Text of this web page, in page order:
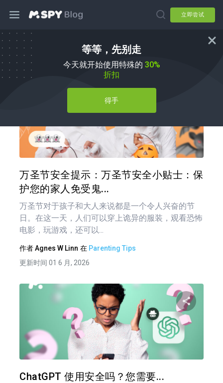
立即尝试
等等，先别走
今天就开始使用特殊的 30%
折扣
得手
育儿技巧
万圣节安全提示：万圣节安全小贴士：保
护您的家人免受鬼...
万圣节对于孩子和大人来说都是一个令人兴奋的节
日。在这一天，人们可以穿上诡异的服装，观看恐怖
电影，玩游戏，还可以...
作者Agnes W Linn 在 Parenting Tips
更新时间 01 6 月, 2026
ChatGPT 使用安全吗？您需要...